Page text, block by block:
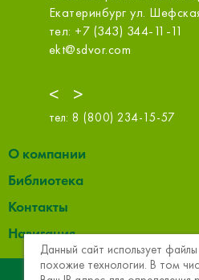
<
Екатеринбург ул.
тел: +7 (343) 344-11-11
ekt@sdvor.com
>
тел: 8 (800) 234-15-57
О компании
Библиотека
Контакты
Навигация
Данный сайт использует
похожие технологии. В том